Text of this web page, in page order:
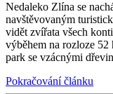
Nedaleko Zlína se
navštěvovaným
vidět zvířata všech
výběhem na rozloze
park se vzácnými
Pokračování článku